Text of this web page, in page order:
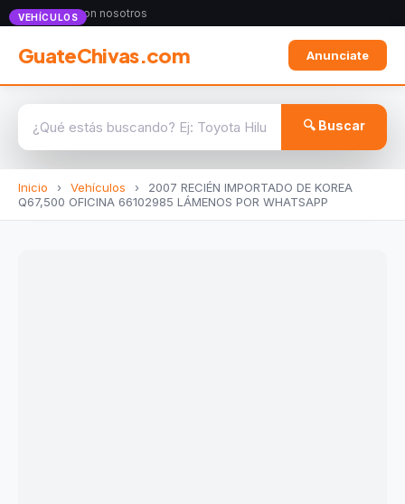
Anunciate con nosotros
GuateChivas.com Anunciate
🔍 Buscar
Inicio › Vehículos ›
2007 RECIÉN IMPORTADO DE KOREA
Q67,500 OFICINA 66102985 LÁMENOS POR WHATSAPP
VEHÍCULOS